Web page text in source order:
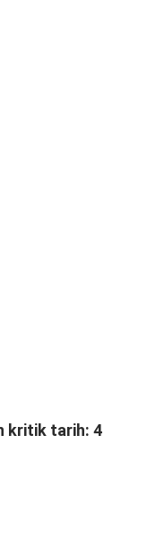
kritik tarih: 4